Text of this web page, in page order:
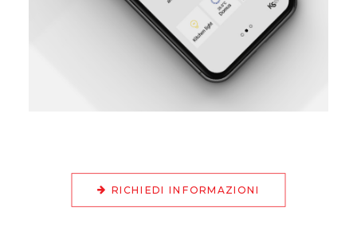
RICHIEDI INFORMAZIONI